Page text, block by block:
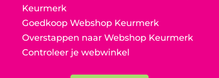
Keurmerk
Goedkoop Webshop Keurmerk
Overstappen naar Webshop Keurmerk
Controleer je webwinkel